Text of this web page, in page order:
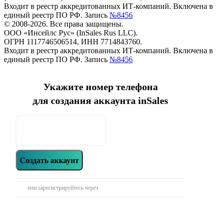
Входит в реестр аккредитованных ИТ-компаний. Включена в
единый реестр ПО РФ. Запись №8456
© 2008-2026. Все права защищены.
ООО «Инсейлс Рус» (InSales Rus LLC).
ОГРН 1117746506514, ИНН 7714843760.
Входит в реестр аккредитованных ИТ-компаний. Включена в
единый реестр ПО РФ. Запись №8456
Укажите номер телефона
для создания аккаунта inSales
Создать аккаунт
или зарегистрируйтесь через